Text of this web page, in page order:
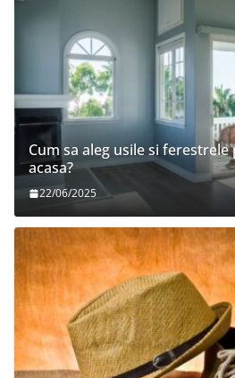
Cum sa aleg usile si
acasa?
22/06/2025